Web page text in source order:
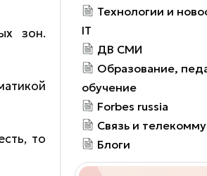
зон.
то
Технологии и
IT
ДВ СМИ
Образование,
обучение
Forbes russia
Связь и
Блоги